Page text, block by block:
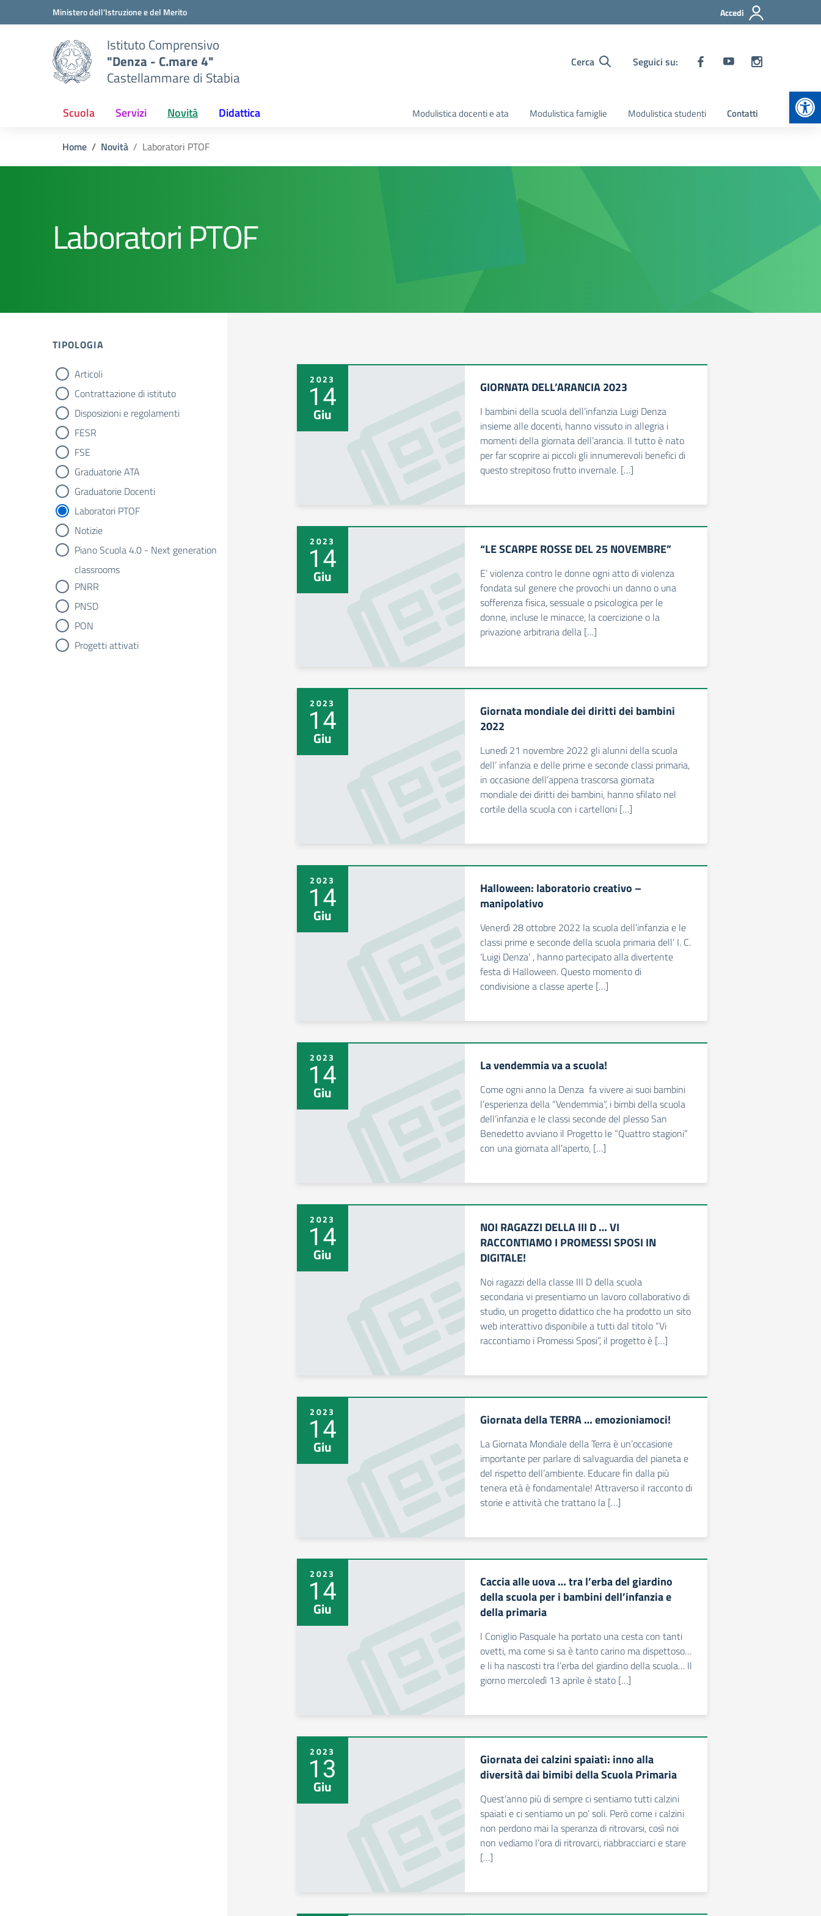
Vai ai contenuti
Vai al menu di navigazioneMinistero dell'Istruzione e del Merito Accedi
Istituto Comprensivo
"Denza - C.mare 4"
Castellammare di Stabia
Cerca Seguici su:
Scuola Servizi Novità Didattica Modulistica docenti e ata Modulistica famiglie Modulistica studenti Contatti
Home Novità Laboratori PTOF
Laboratori PTOF
TIPOLOGIA
tipologia di articoli
Articoli
Contrattazione di istituto
Disposizioni e regolamenti
FESR
FSE
Graduatorie ATA
Graduatorie Docenti
Laboratori PTOF
Notizie
Piano Scuola 4.0 - Next generation
classrooms
PNRR
PNSD
PON
Progetti attivati
2023
14
Giu
GIORNATA DELL’ARANCIA 2023
I bambini della scuola dell’infanzia Luigi Denza
insieme alle docenti, hanno vissuto in allegria i
momenti della giornata dell’arancia. Il tutto è nato
per far scoprire ai piccoli gli innumerevoli benefici di
questo strepitoso frutto invernale. […]
2023
14
Giu
“LE SCARPE ROSSE DEL 25 NOVEMBRE”
E’ violenza contro le donne ogni atto di violenza
fondata sul genere che provochi un danno o una
sofferenza fisica, sessuale o psicologica per le
donne, incluse le minacce, la coercizione o la
privazione arbitraria della […]
2023
14
Giu
Giornata mondiale dei diritti dei bambini
2022
Lunedì 21 novembre 2022 gli alunni della scuola
dell’ infanzia e delle prime e seconde classi primaria,
in occasione dell’appena trascorsa giornata
mondiale dei diritti dei bambini, hanno sfilato nel
cortile della scuola con i cartelloni […]
2023
14
Giu
Halloween: laboratorio creativo –
manipolativo
Venerdì 28 ottobre 2022 la scuola dell’infanzia e le
classi prime e seconde della scuola primaria dell’ I. C.
‘Luigi Denza’ , hanno partecipato alla divertente
festa di Halloween. Questo momento di
condivisione a classe aperte […]
2023
14
Giu
La vendemmia va a scuola!
Come ogni anno la Denza fa vivere ai suoi bambini
l’esperienza della “Vendemmia”, i bimbi della scuola
dell’infanzia e le classi seconde del plesso San
Benedetto avviano il Progetto le “Quattro stagioni”
con una giornata all’aperto, […]
2023
14
Giu
NOI RAGAZZI DELLA III D … VI
RACCONTIAMO I PROMESSI SPOSI IN
DIGITALE!
Noi ragazzi della classe III D della scuola
secondaria vi presentiamo un lavoro collaborativo di
studio, un progetto didattico che ha prodotto un sito
web interattivo disponibile a tutti dal titolo “Vi
raccontiamo i Promessi Sposi”, il progetto è […]
2023
14
Giu
Giornata della TERRA … emozioniamoci!
La Giornata Mondiale della Terra è un’occasione
importante per parlare di salvaguardia del pianeta e
del rispetto dell’ambiente. Educare fin dalla più
tenera età è fondamentale! Attraverso il racconto di
storie e attività che trattano la […]
2023
14
Giu
Caccia alle uova … tra l’erba del giardino
della scuola per i bambini dell’infanzia e
della primaria
l Coniglio Pasquale ha portato una cesta con tanti
ovetti, ma come si sa è tanto carino ma dispettoso…
e li ha nascosti tra l’erba del giardino della scuola… Il
giorno mercoledì 13 aprile è stato […]
2023
13
Giu
Giornata dei calzini spaiati: inno alla
diversità dai bimibi della Scuola Primaria
Quest’anno più di sempre ci sentiamo tutti calzini
spaiati e ci sentiamo un po’ soli. Però come i calzini
non perdono mai la speranza di ritrovarsi, così noi
non vediamo l’ora di ritrovarci, riabbracciarci e stare
[…]